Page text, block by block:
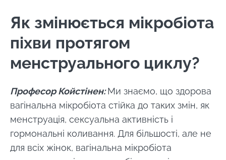
Як змінюється мікробіота
піхви протягом
менструального циклу?
Професор Койстінен:Ми знаємо, що здорова
вагінальна мікробіота стійка до таких змін, як
менструація, сексуальна активність і
гормональні коливання. Для більшості, але не
для всіх жінок, вагінальна мікробіота